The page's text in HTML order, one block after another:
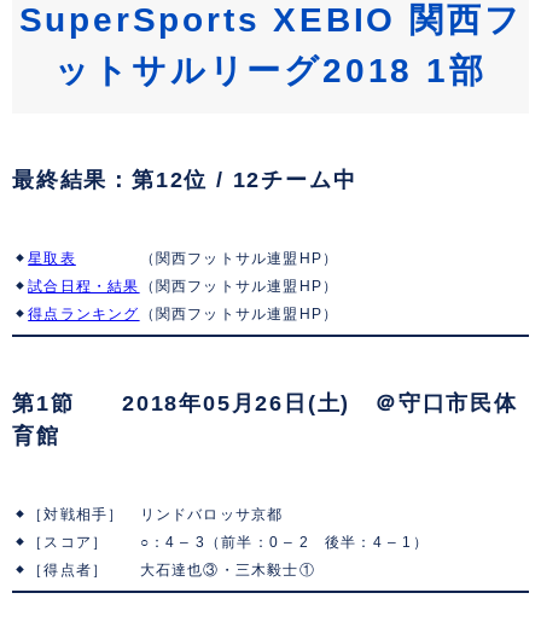
SuperSports XEBIO 関西フ
ットサルリーグ2018 1部
最終結果 ：第12位 / 12チーム中
星取表 （関西フットサル連盟HP）
試合日程・結果
（関西フットサル連盟HP）
得点ランキング
（関西フットサル連盟HP）
第1節 2018年05月26日(土) ＠守口市民体
育館
［対戦相手］ リンドバロッサ京都
［スコア］ ○：4 – 3（前半：0 – 2 後半：4 – 1）
［得点者］ 大石達也③・三木毅士①